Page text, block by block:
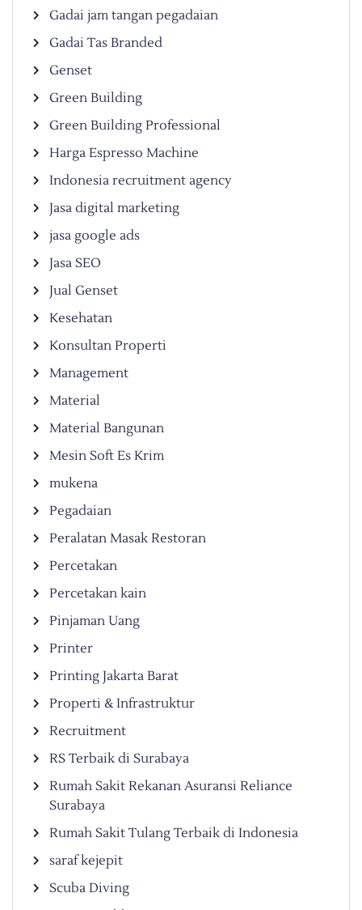
Gadai jam tangan pegadaian
Gadai Tas Branded
Genset
Green Building
Green Building Professional
Harga Espresso Machine
Indonesia recruitment agency
Jasa digital marketing
jasa google ads
Jasa SEO
Jual Genset
Kesehatan
Konsultan Properti
Management
Material
Material Bangunan
Mesin Soft Es Krim
mukena
Pegadaian
Peralatan Masak Restoran
Percetakan
Percetakan kain
Pinjaman Uang
Printer
Printing Jakarta Barat
Properti & Infrastruktur
Recruitment
RS Terbaik di Surabaya
Rumah Sakit Rekanan Asuransi Reliance
Surabaya
Rumah Sakit Tulang Terbaik di Indonesia
saraf kejepit
Scuba Diving